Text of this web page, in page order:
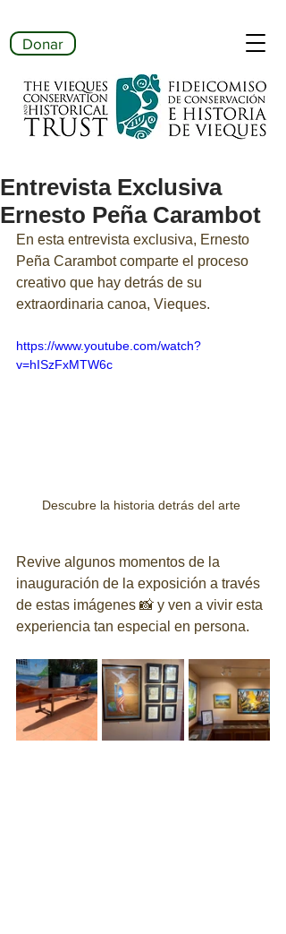
Donar
Entrevista Exclusiva
Ernesto Peña Carambot
En esta entrevista exclusiva, Ernesto
Peña Carambot comparte el proceso
creativo que hay detrás de su
extraordinaria canoa, Vieques.
https://www.youtube.com/watch?
v=hISzFxMTW6c
Descubre la historia detrás del arte
Revive algunos momentos de la
inauguración de la exposición a través
de estas imágenes 📸 y ven a vivir esta
experiencia tan especial en persona.